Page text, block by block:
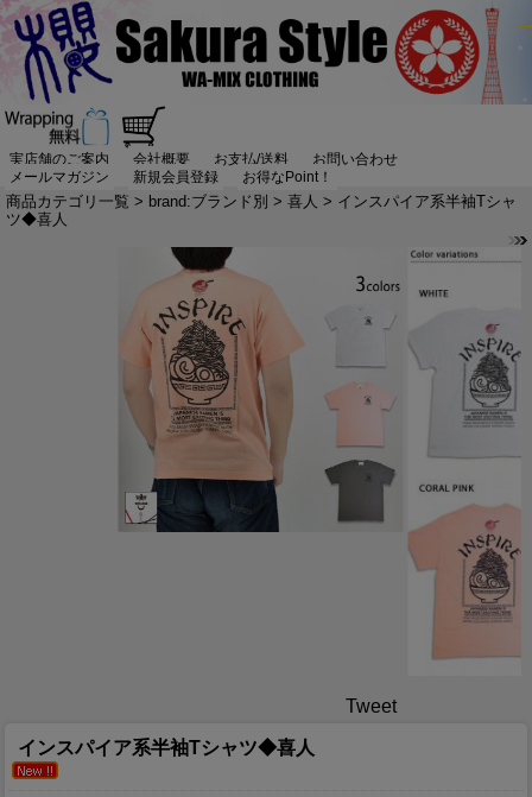
実店舗のご案内 会社概要 お支払/送料
お問い合わせ
メールマガジン
新規会員登録 お得なPoint！
商品カテゴリ一覧 > brand:ブランド別 > 喜人 > インスパイア系半袖Tシャ
ツ◆喜人
Tweet
インスパイア系半袖Tシャツ◆喜人